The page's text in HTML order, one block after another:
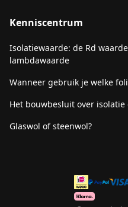
Kenniscentrum
Isolatiewaarde: de Rd
lambdawaarde
Wanneer gebruik je welke
Het bouwbesluit over isolatie
Glaswol of steenwol?